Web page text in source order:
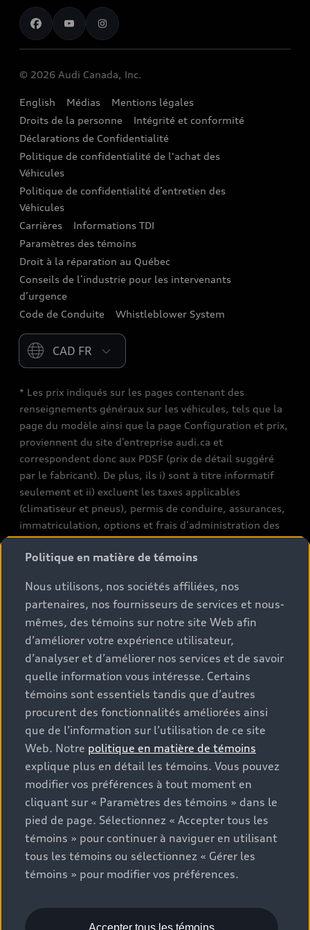
Restez au courant
Services Financiers Audi
Audi Boutique
Accessoires
Audi connect
Assistance routière
Audi Care
Centres de carrosserie Audi
Garanties Audi et couverture
Pour nous joindre
Rappels
© 2026 Audi Canada, Inc.
English Médias
Mentions légales
Droits de la personne
Intégrité et conformité
Déclarations de Confidentialité
Politique de confidentialité de l'achat des
Véhicules
Politique de confidentialité d’entretien des
Véhicules
Carrières
Informations TDI
Paramètres des témoins
Droit à la réparation au Québec
Conseils de l’industrie pour les intervenants
d’urgence
Code de Conduite
Whistleblower System
Please select country
* Les prix indiqués sur les pages contenant des
renseignements généraux sur les véhicules, tels que la
page du modèle ainsi que la page Configuration et prix,
proviennent du site d’entreprise audi.ca et
correspondent donc aux PDSF (prix de détail suggéré
par le fabricant). De plus, ils i) sont à titre informatif
seulement et ii) excluent les taxes applicables
(climatiseur et pneus), permis de conduire, assurances,
immatriculation, options et frais d’administration des
concessionnaires. Les conditions et prix de vente réels
sont fixés par les concessionnaires. Les prix indiqués sur
d’occasion sont des prix de vente, tels que fixés par les
concessionnaires, et incluent les frais applicables tels
que les frais de transport et d’inspection de
prélivraison, les taxes environnementales (pour les
véhicules neufs) et les frais d’administration des
concessionnaires, mais n’incluent pas les taxes de
vente. Veuillez noter que les prix indiqués sur la page «
Estimation des paiements » correspondent aux PDSF
figurant sur la page « Configuration et prix » (à titre
informatif) et aux prix de vente figurant sur les pages
de recherche des stocks de véhicules neufs ou
d’occasion (prix de vente réels). Sur les pages de
renseignements généraux sur les véhicules, les modèles
sont présentés à titre d’exemple seulement et peuvent
inclure des caractéristiques qui ne sont pas offertes sur
les modèles canadiens. Bien que des efforts soient faits
pour garantir l’exactitude, des erreurs peuvent survenir
ou l’offre peut changer, veuillez consulter le
spécifications du modèle actuel. Tous droits réservés.
Les marques de commerce Audi AG sont utilisées sous
Politique en matière de témoins
Nous utilisons, nos sociétés affiliées, nos
partenaires, nos fournisseurs de services et nous-
mêmes, des témoins sur notre site Web afin
d’améliorer votre expérience utilisateur,
d’analyser et d’améliorer nos services et de savoir
quelle information vous intéresse. Certains
témoins sont essentiels tandis que d’autres
procurent des fonctionnalités améliorées ainsi
que de l’information sur l’utilisation de ce site
Web. Notre politique en matière de témoins
explique plus en détail les témoins. Vous pouvez
modifier vos préférences à tout moment en
cliquant sur « Paramètres des témoins » dans le
pied de page. Sélectionnez « Accepter tous les
témoins » pour continuer à naviguer en utilisant
tous les témoins ou sélectionnez « Gérer les
témoins » pour modifier vos préférences.
Accepter tous les témoins